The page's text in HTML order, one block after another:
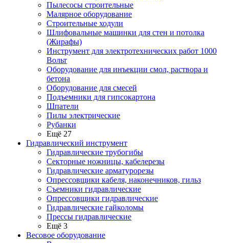
Пылесосы строительные
Малярное оборудование
Строительные ходули
Шлифовальные машинки для стен и потолка
(Жирафы)
Инструмент для электротехнических работ 1000
Вольт
Оборудование для инъекции смол, раствора и
бетона
Оборудование для смесей
Подъемники для гипсокартона
Шпатели
Пилы электрические
Рубанки
Ещё 27
Гидравлический инструмент
Гидравлические трубогибы
Секторные ножницы, кабелерезы
Гидравлические арматурорезы
Опрессовщики кабеля, наконечников, гильз
Съемники гидравлические
Опрессовщики гидравлические
Гидравлические гайколомы
Прессы гидравлические
Ещё 3
Весовое оборудование